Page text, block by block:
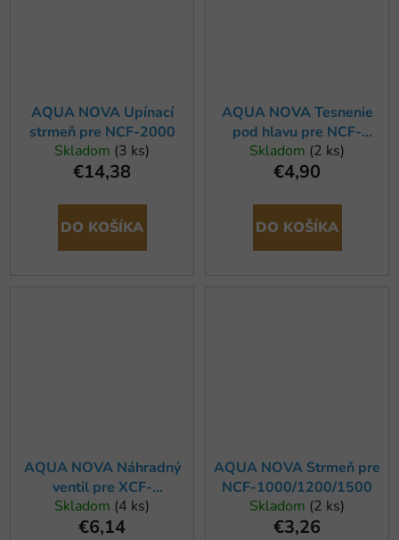
AQUA NOVA Upínací
strmeň pre NCF-2000
Skladom (3 ks)
€14,38
DO KOŠÍKA
AQUA NOVA Tesnenie
pod hlavu pre NCF-
1000/1200/1500
Skladom (2 ks)
€4,90
DO KOŠÍKA
AQUA NOVA Náhradný
ventil pre XCF-
1000/1500/1800
Skladom (4 ks)
€6,14
AQUA NOVA Strmeň pre
NCF-1000/1200/1500
Skladom (2 ks)
€3,26